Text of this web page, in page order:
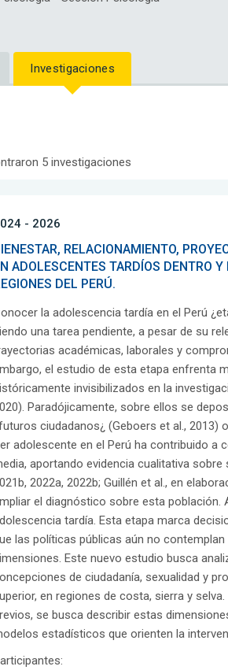
Investigaciones
5 investigaciones
- 2026
RELACIONAMIENTO,
ADOLESCENTES TARDÍOS DENTRO
DEL PERÚ.
la adolescencia tardía en el Perú
una tarea pendiente, a pesar de su
académicas, laborales y
el estudio de esta etapa enfrenta
invisibilizados en la
Paradójicamente, sobre ellos se
ciudadanos¿ (Geboers et al., 2013)
adolescente en el Perú ha contribuido a
aportando evidencia cualitativa sobre
2022a, 2022b; Guillén et al., en
el diagnóstico sobre esta población.
tardía. Esta etapa marca
las políticas públicas aún no
Este nuevo estudio busca
de ciudadanía, sexualidad y
en regiones de costa, sierra y
se busca describir estas
estadísticos que orienten la